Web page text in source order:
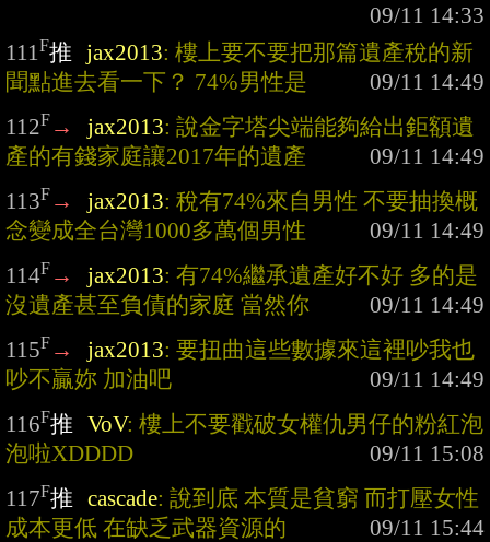
111F推 jax2013: 樓上要不要把那篇遺產稅的新
聞點進去看一下？ 74%男性是
112F → jax2013: 說金字塔尖端能夠給出鉅額遺
產的有錢家庭讓2017年的遺產
113F → jax2013: 稅有74%來自男性 不要抽換概
念變成全台灣1000多萬個男性
114F → jax2013: 有74%繼承遺產好不好 多的是
沒遺產甚至負債的家庭 當然你
115F → jax2013: 要扭曲這些數據來這裡吵我也
吵不贏妳 加油吧
116F推 VoV: 樓上不要戳破女權仇男仔的粉紅泡
泡啦XDDDD
117F推 cascade: 說到底 本質是貧窮 而打壓女性
成本更低 在缺乏武器資源的